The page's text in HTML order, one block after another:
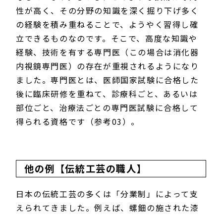
性が高く、その分野の知識を深く掘り下げ多く
の経験を積み重ねることで、ようやく習得し確
立できるものなのです。そこで、高度な知識や
経験、技術を有する専門医（この場合は消化器
内視鏡専門医）の存在が重視されるようになり
ました。専門医とは、医師国家試験に合格した
後に臨床研修を重ねて、診療科ごと、あるいは
部位ごと、治療法ごとの専門医試験に合格して
得られる資格です（参考03）。
他の例【伝統工芸の職人】
日本の伝統工芸の多くは「分業制」によって支
えられてきました。例えば、螺鈿の施された漆